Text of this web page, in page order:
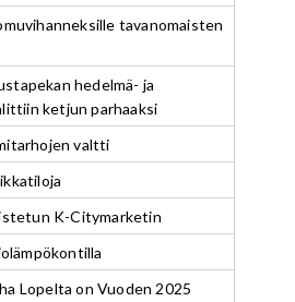
tavanomaisten
hedelmä- ja
ketjun parhaaksi
valtti
K-Citymarketin
Lopelta on Vuoden 2025